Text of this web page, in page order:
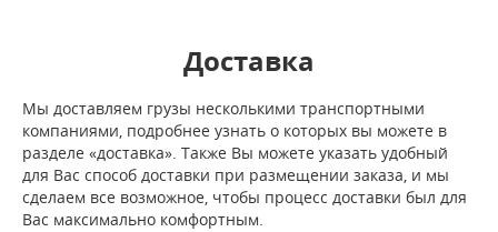
Доставка
Мы доставляем грузы несколькими транспортными
компаниями, подробнее узнать о которых вы можете в
разделе «доставка». Также Вы можете указать удобный
для Вас способ доставки при размещении заказа, и мы
сделаем все возможное, чтобы процесс доставки был для
Вас максимально комфортным.